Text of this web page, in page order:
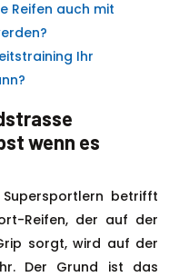
Reifen auch mit
Ihr
wenn es
betrifft
Reifen, der auf der
sorgt, wird auf der
Der Grund ist das